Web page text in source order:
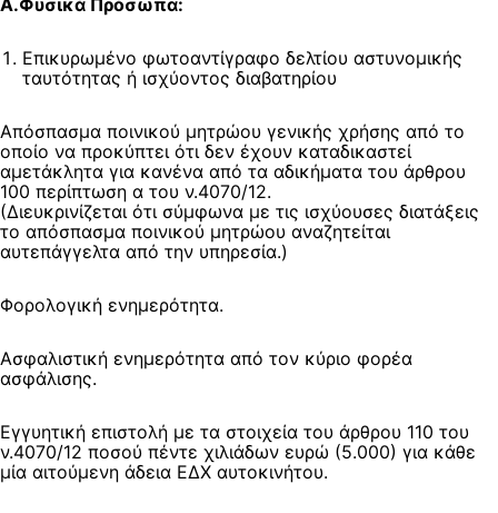
Α.Φυσικά Πρόσωπα:
Επικυρωμένο φωτοαντίγραφο δελτίου αστυνομικής
ταυτότητας ή ισχύοντος διαβατηρίου
Απόσπασμα ποινικού μητρώου γενικής χρήσης από το
οποίο να προκύπτει ότι δεν έχουν καταδικαστεί
αμετάκλητα για κανένα από τα αδικήματα του άρθρου
100 περίπτωση α του ν.4070/12.
(Διευκρινίζεται ότι σύμφωνα με τις ισχύουσες διατάξεις
το απόσπασμα ποινικού μητρώου αναζητείται
αυτεπάγγελτα από την υπηρεσία.)
Φορολογική ενημερότητα.
Ασφαλιστική ενημερότητα από τον κύριο φορέα
ασφάλισης.
Εγγυητική επιστολή με τα στοιχεία του άρθρου 110 του
ν.4070/12 ποσού πέντε χιλιάδων ευρώ (5.000) για κάθε
μία αιτούμενη άδεια ΕΔΧ αυτοκινήτου.